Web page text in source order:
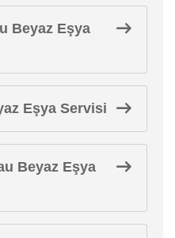
Beyaz Eşya
Eşya Servisi
Beyaz Eşya